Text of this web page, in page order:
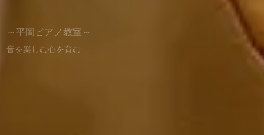
～平岡ピアノ教室～
音楽の感性が豊かになる